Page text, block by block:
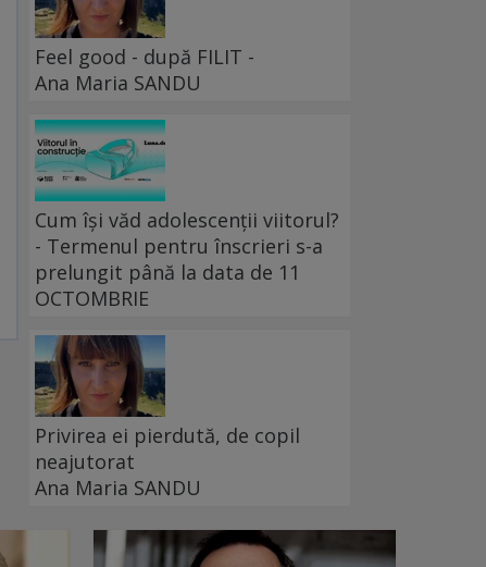
Feel good - după FILIT -
Ana Maria SANDU
Cum își văd adolescenții viitorul?
- Termenul pentru înscrieri s-a
prelungit până la data de 11
OCTOMBRIE
Privirea ei pierdută, de copil
neajutorat
Ana Maria SANDU